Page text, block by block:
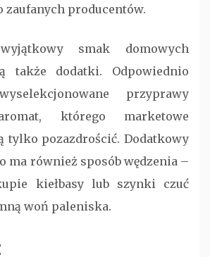
producentów.
smak domowych
także dodatki. Odpowiednio
przyprawy
którego marketowe
tylko pozazdrościć. Dodatkowy
ma również sposób wędzenia –
kiełbasy lub szynki czuć
woń paleniska.